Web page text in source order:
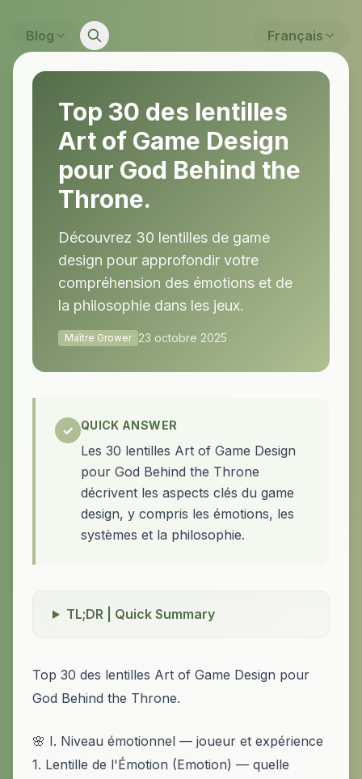
Blog Français
Top 30 des lentilles
Art of Game Design
pour God Behind the
Throne.
Découvrez 30 lentilles de game
design pour approfondir votre
compréhension des émotions et de
la philosophie dans les jeux.
Maître Grower 23 octobre 2025
✓ QUICK ANSWER
Les 30 lentilles Art of Game Design
pour God Behind the Throne
décrivent les aspects clés du game
design, y compris les émotions, les
systèmes et la philosophie.
TL;DR | Quick Summary
Top 30 des lentilles Art of Game Design pour
God Behind the Throne.
🌸 I. Niveau émotionnel — joueur et expérience
1. Lentille de l'Émotion (Emotion) — quelle